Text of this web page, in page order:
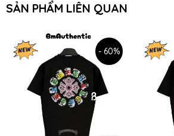
SẢN PHẨM LIÊN QUAN
- 60%